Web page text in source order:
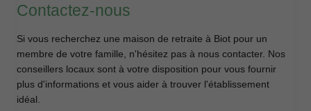
Contactez-nous
Si vous recherchez une maison de retraite à Biot pour un
membre de votre famille, n'hésitez pas à nous contacter. Nos
conseillers locaux sont à votre disposition pour vous fournir
plus d'informations et vous aider à trouver l'établissement
idéal.